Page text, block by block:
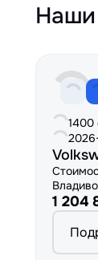
1400
1 204